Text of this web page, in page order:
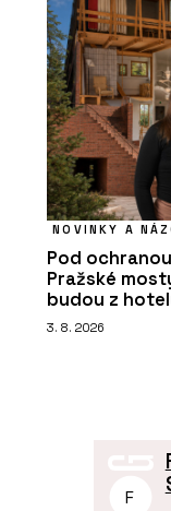
NOVINKY A
Pod
Pražské
budou z
3. 8. 2026
F